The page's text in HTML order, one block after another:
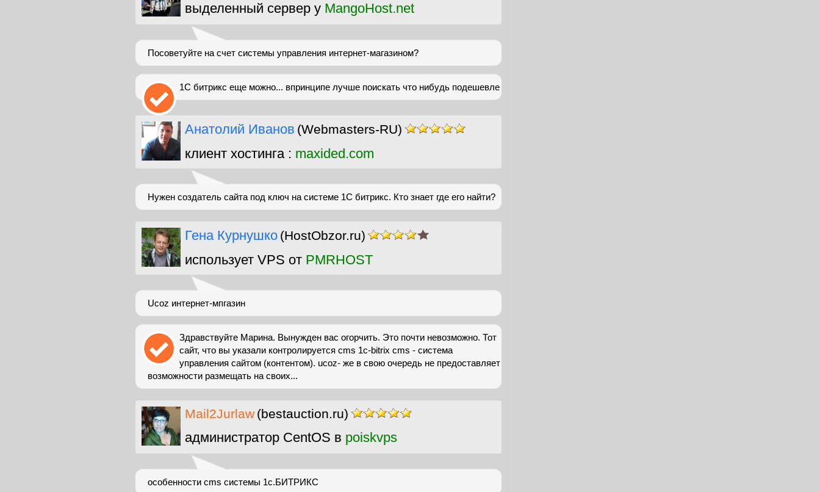
выделенный сервер у MangoHost.net
Посоветуйте на счет системы управления интернет-магазином?
1С битрикс еще можно... впринципе лучше поискать что нибудь подешевле
Анатолий Иванов (Webmasters-RU)
клиент хостинга : maxided.com
Нужен создатель сайта под ключ на системе 1С битрикс. Кто знает где его найти?
Гена Курнушко (HostObzor.ru)
использует VPS от PMRHOST
Ucoz интернет-мпгазин
Здравствуйте Марина. Вынужден вас огорчить. Это почти невозможно. Тот
сайт, что вы указали контролируется cms 1c-bitrix cms - система
управления сайтом (контентом). ucoz- же в свою очередь не предоставляет
возможности размещать на своих...
Mail2Jurlaw (bestauction.ru)
администратор CentOS в poiskvps
особенности cms системы 1с.БИТРИКС